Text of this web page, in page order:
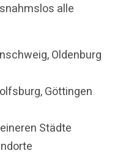
alle
Oldenburg
Göttingen
Städte